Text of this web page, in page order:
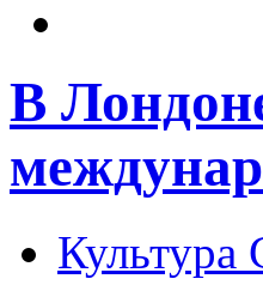
В
Культура